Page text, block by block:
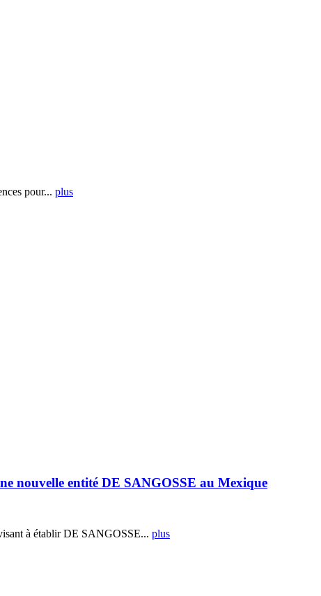
pour... plus
nouvelle entité DE SANGOSSE au Mexique
à établir DE SANGOSSE... plus